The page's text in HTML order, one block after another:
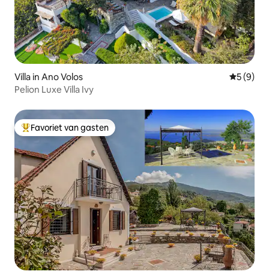
Villa in Ano Volos
5 (9)
Pelion Luxe Villa Ivy
Topfavoriet van gasten
Favoriet van gasten